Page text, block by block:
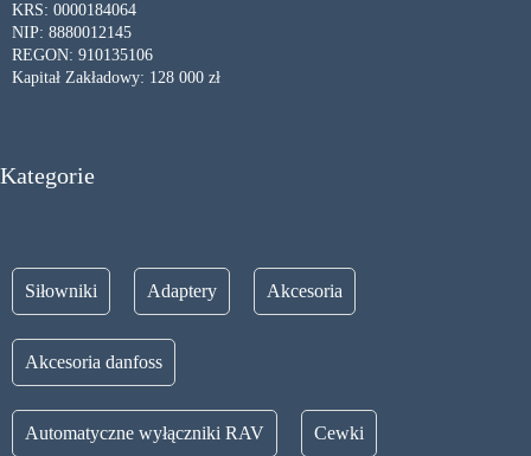
KRS: 0000184064
NIP: 8880012145
REGON: 910135106
Kapitał Zakładowy: 128 000 zł
Kategorie
Siłowniki Adaptery Akcesoria
Akcesoria danfoss
Automatyczne wyłączniki RAV Cewki